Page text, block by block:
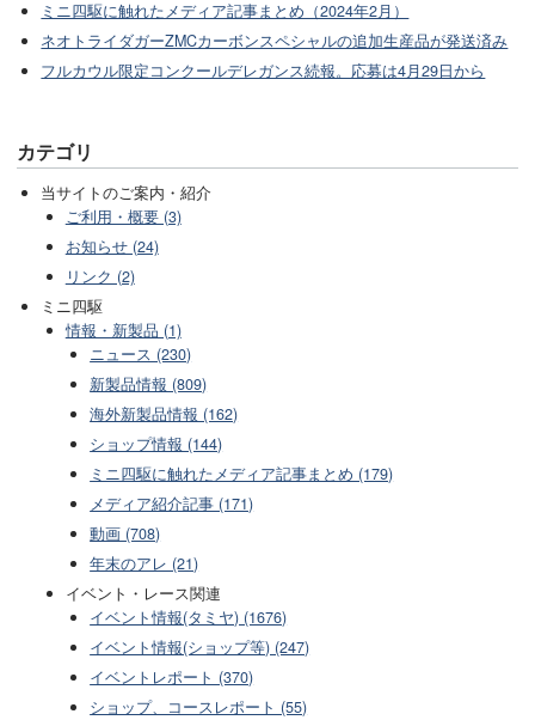
ミニ四駆に触れたメディア記事まとめ（2024年2月）
ネオトライダガーZMCカーボンスペシャルの追加生産品が発送済み
フルカウル限定コンクールデレガンス続報。応募は4月29日から
カテゴリ
当サイトのご案内・紹介
ご利用・概要 (3)
お知らせ (24)
リンク (2)
ミニ四駆
情報・新製品 (1)
ニュース (230)
新製品情報 (809)
海外新製品情報 (162)
ショップ情報 (144)
ミニ四駆に触れたメディア記事まとめ (179)
メディア紹介記事 (171)
動画 (708)
年末のアレ (21)
イベント・レース関連
イベント情報(タミヤ) (1676)
イベント情報(ショップ等) (247)
イベントレポート (370)
ショップ、コースレポート (55)